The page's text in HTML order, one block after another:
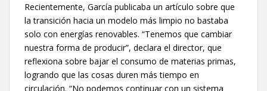
Recientemente, García publicaba un artículo sobre que
la transición hacia un modelo más limpio no bastaba
solo con energías renovables. “Tenemos que cambiar
nuestra forma de producir”, declara el director, que
reflexiona sobre bajar el consumo de materias primas,
logrando que las cosas duren más tiempo en
circulación. “No podemos continuar con un sistema